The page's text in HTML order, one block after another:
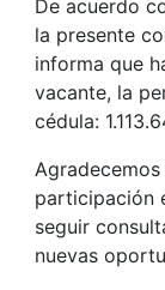
De acuerdo
la presente
informa que
vacante, la
cédula:
participación
seguir
nuevas